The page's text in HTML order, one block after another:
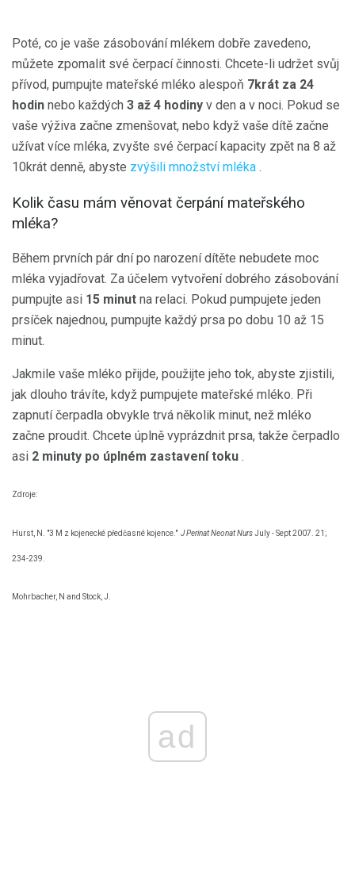
Poté, co je vaše zásobování mlékem dobře zavedeno,
můžete zpomalit své čerpací činnosti. Chcete-li udržet svůj
přívod, pumpujte mateřské mléko alespoň 7krát za 24
hodin nebo každých 3 až 4 hodiny v den a v noci. Pokud se
vaše výživa začne zmenšovat, nebo když vaše dítě začne
užívat více mléka, zvyšte své čerpací kapacity zpět na 8 až
10krát denně, abyste zvýšili množství mléka .
Kolik času mám věnovat čerpání mateřského
mléka?
Během prvních pár dní po narození dítěte nebudete moc
mléka vyjadřovat. Za účelem vytvoření dobrého zásobování
pumpujte asi 15 minut na relaci. Pokud pumpujete jeden
prsíček najednou, pumpujte každý prsa po dobu 10 až 15
minut.
Jakmile vaše mléko přijde, použijte jeho tok, abyste zjistili,
jak dlouho trávíte, když pumpujete mateřské mléko. Při
zapnutí čerpadla obvykle trvá několik minut, než mléko
začne proudit. Chcete úplně vyprázdnit prsa, takže čerpadlo
asi 2 minuty po úplném zastavení toku .
Zdroje:
Hurst, N. "3 M z kojenecké předčasné kojence." J Perinat Neonat NursJuly - Sept 2007. 21;
234-239.
Mohrbacher, N and Stock, J.
ad